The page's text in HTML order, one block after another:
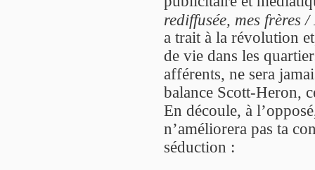
rediffusée, mes frères
a trait à la révolution
de vie dans les
afférents, ne sera
balance Scott-Heron,
En découle, à
n’améliorera pas ta
séduction :